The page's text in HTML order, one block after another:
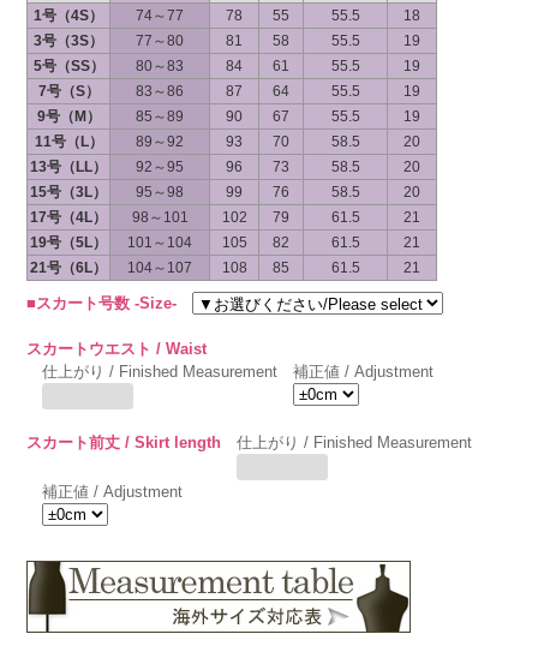
1号（4S） 74～77 78 55 55.5
18
3号（3S）
77～80 81 58 55.5
19
5号（SS）
80～83 84 61 55.5
19
7号（S）
83～86 87 64 55.5
19
9号（M）
85～89 90 67 55.5
19
11号（L）
89～92 93 70 58.5
20
13号（LL）
92～95 96 73 58.5
20
15号（3L）
95～98 99 76 58.5
20
17号（4L）
98～101 102 79 61.5
21
19号（5L）
101～104 105 82 61.5
21
21号（6L）
104～107 108 85 61.5 21
■スカート号数 -Size-
スカートウエスト / Waist
仕上がり / Finished Measurement
補正値 / Adjustment
スカート前丈 / Skirt length 仕上がり / Finished Measurement
補正値 / Adjustment